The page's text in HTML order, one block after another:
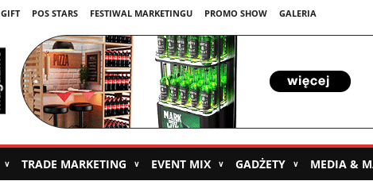
POS STARS FESTIWAL MARKETINGU PROMO SHOW GALERIA
∨ TRADE MARKETING ∨ EVENT MIX ∨ GADŻETY ∨ MEDIA &